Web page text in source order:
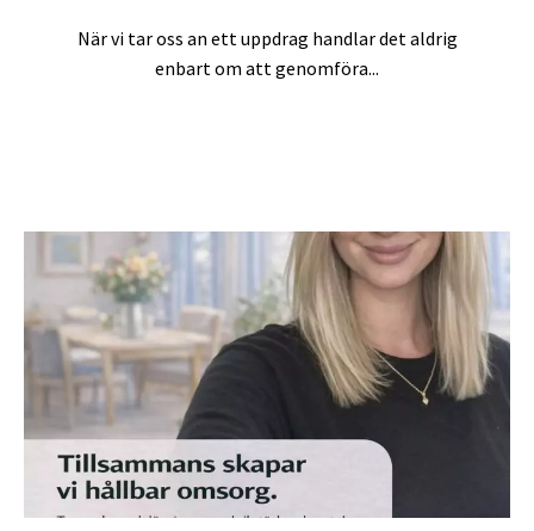
När vi tar oss an ett uppdrag handlar det aldrig
enbart om att genomföra...